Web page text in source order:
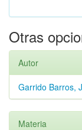
Otras
Autor
Garrido Barros,
Materia